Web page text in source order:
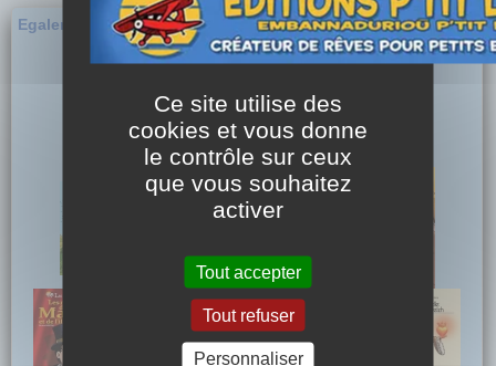
Egalement en nouveautés...
Ce site utilise des
cookies et vous donne
le contrôle sur ceux
que vous souhaitez
activer
Tout accepter
Tout refuser
Personnaliser